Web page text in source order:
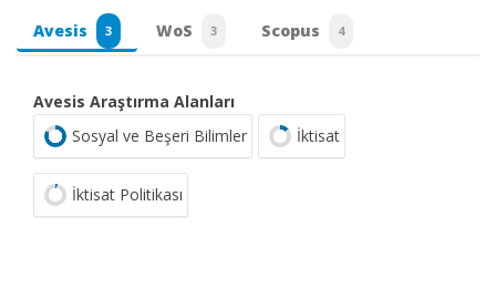
Avesis 3 WoS 3 Scopus 4
Avesis Araştırma Alanları
Sosyal ve Beşeri Bilimler
İktisat
İktisat Politikası